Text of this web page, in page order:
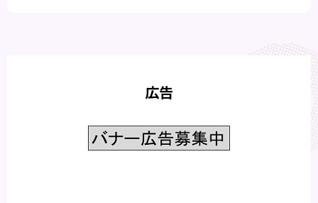
広告